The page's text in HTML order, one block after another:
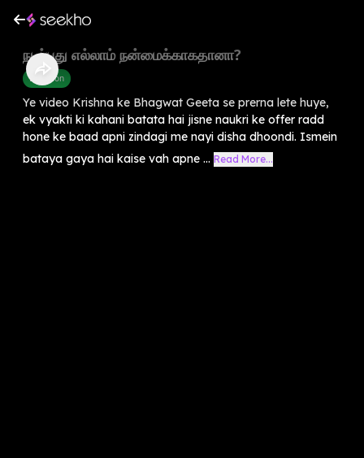
நடப்பது எல்லாம் நன்மைக்காகதானா?
Devotion
Ye video Krishna ke Bhagwat Geeta se prerna lete huye,
ek vyakti ki kahani batata hai jisne naukri ke offer radd
hone ke baad apni zindagi me nayi disha dhoondi. Ismein
bataya gaya hai kaise vah apne ... Read More...